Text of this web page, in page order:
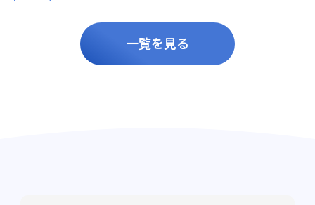
一覧を見る